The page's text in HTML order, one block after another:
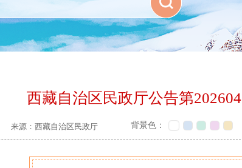
西藏自治区民政厅公告第
来源： 西藏自治区民政厅 背景色：